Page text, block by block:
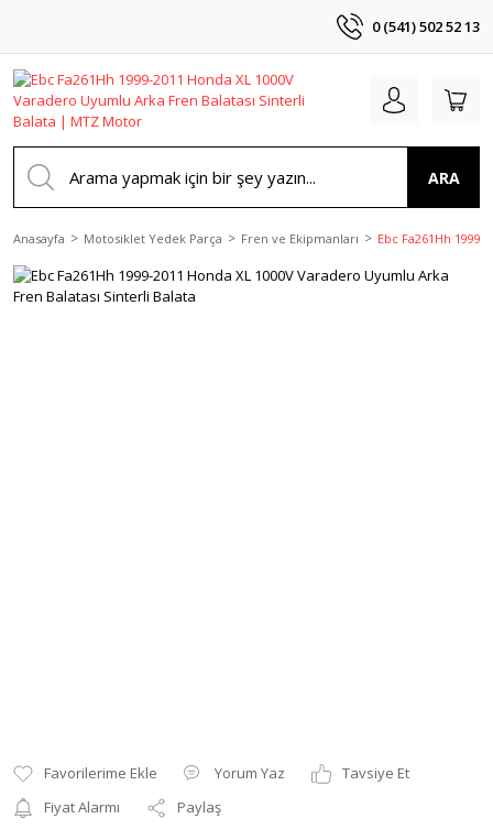
0 (541) 502 52 13
ARA
Anasayfa Motosiklet Yedek Parça Fren ve Ekipmanları Ebc Fa261Hh
Yorum Yaz
Tavsiye Et
Fiyat Alarmı
Paylaş